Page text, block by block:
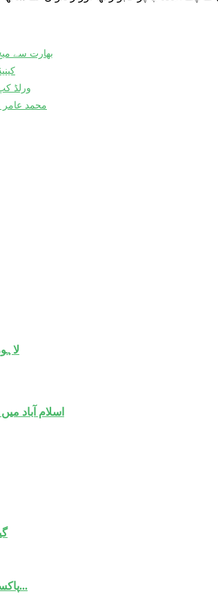
بھارت سے
ورلڈ کپ
محمد عامر
لاہور پولیس نے
اسلام آباد
پاکستانی ٹیم اگلے ٹی ٹونٹی ٹورنامنٹ میں کوالیفائنگ راؤنڈ کھیلنے سے بچ...